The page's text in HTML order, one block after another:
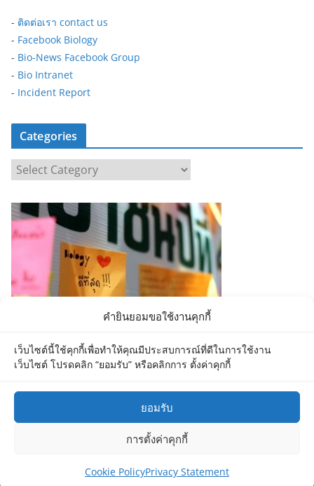
คำยินยอมขอใช้งานคุกกี้
เว็บไซต์นี้ใช้คุกกี้เพื่อทำให้คุณมีประสบการณ์ที่ดีในการใช้งาน
เว็บไซต์ โปรดคลิก “ยอมรับ” หรือคลิกการ ตั้งค่าคุกกี้
ยอมรับ
การตั้งค่าคุกกี้
Cookie PolicyPrivacy Statement
- ติดต่อเรา contact us
- Facebook Biology
- Bio-News Facebook Group
- Bio Intranet
- Incident Report
Categories
a
t
e
g
i
Department of Biology MU
reserved.
ColorMag by ThemeGrill. Powered by